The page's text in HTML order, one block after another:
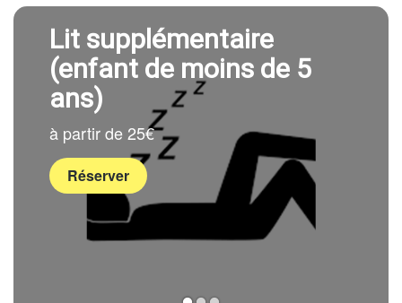
Lit supplémentaire
(enfant de moins de 5
ans)
à partir de 25€
Réserver
1